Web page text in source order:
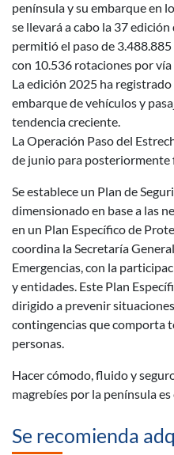
península y su embarque en
se llevará a cabo la 37
permitió el paso de
con 10.536 rotaciones por
La edición 2025 ha
embarque de vehículos y
tendencia creciente.
La Operación Paso del
de junio para posteriormente
Se establece un Plan de
dimensionado en base a las
en un Plan Específico de
coordina la Secretaría
Emergencias, con la
y entidades. Este Plan
dirigido a prevenir
contingencias que comporta
personas.
Hacer cómodo, fluido y
magrebíes por la península
Se recomienda